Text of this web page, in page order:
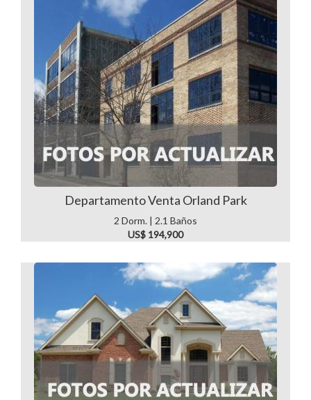
Departamento Venta Orland Park
2 Dorm. | 2.1 Baños
US$ 194,900